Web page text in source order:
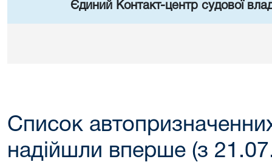
Єдиний Контакт-центр судової
Список
надійшли вперше (з